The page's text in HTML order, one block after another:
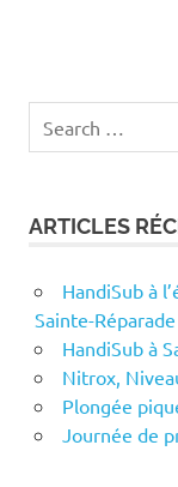
for:
ARTICLES
HandiSub à
Sainte-Réparade
HandiSub à
Nitrox,
Plongée
Journée de